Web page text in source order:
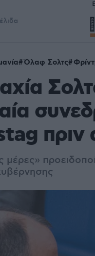
Όλαφ Σολτς
πριν
μέρες»